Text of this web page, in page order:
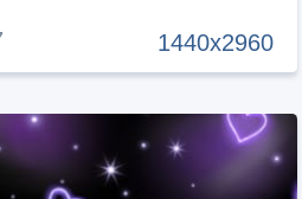
1440x2960